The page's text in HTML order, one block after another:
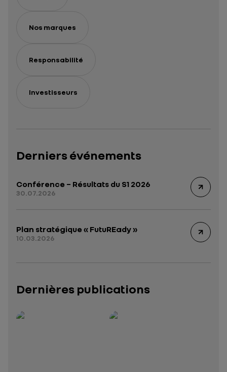
Nos marques
Responsabilité
Investisseurs
Derniers événements
Conférence – Résultats du S1 2026
30.07.2026
Plan stratégique « FutuREady »
10.03.2026
Dernières publications
Rapport intégré 2025 – 2026— données structurées (JSON)
Présentation institutionnelle 2026